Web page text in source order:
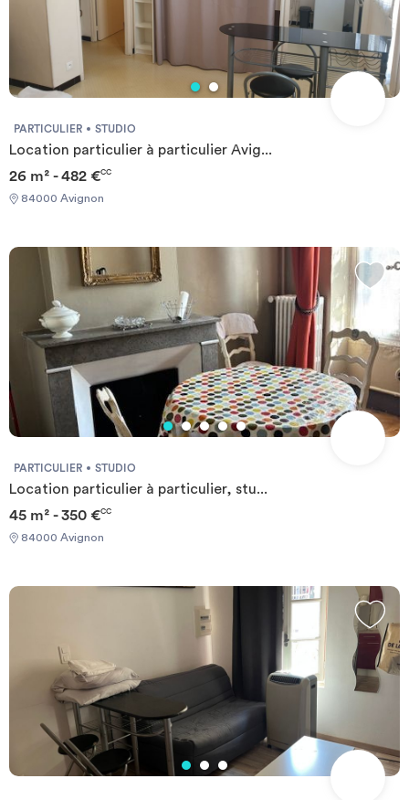
PARTICULIER STUDIO
Location particulier à particulier Avig...
26 m² - 482 €CC
84000 Avignon
PARTICULIER STUDIO
Location particulier à particulier, stu...
45 m² - 350 €CC
84000 Avignon